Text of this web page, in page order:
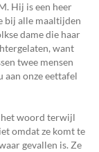
Hij is een heer
bij alle maaltijden
dame die haar
want
twee mensen
aan onze eettafel
het woord terwijl
omdat ze komt te
gevallen is. Ze